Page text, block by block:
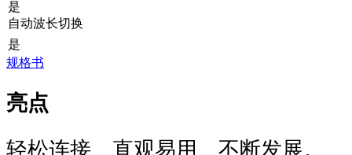
是
自动波长切换
是
规格书
亮点
轻松连接、直观易用、不断发展。